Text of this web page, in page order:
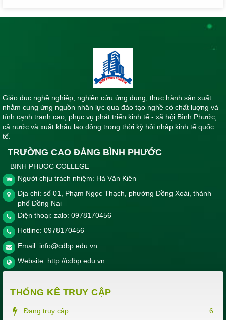
Giáo dục nghề nghiệp, nghiên cứu ứng dụng, thực hành sản xuất
nhằm cung ứng nguồn nhân lực qua đào tạo nghề có chất luợng và
tính cạnh tranh cao, phục vụ phát triển kinh tế - xã hội Bình Phước,
cả nước và xuất khẩu lao động trong thời kỳ hội nhập kinh tế quốc
tế.
TRƯỜNG CAO ĐẲNG BÌNH PHƯỚC
BINH PHUOC COLLEGE
Người chịu trách nhiệm: Hà Văn Kiên
Địa chỉ: số 01, Phạm Ngọc Thạch, phường Đồng Xoài, thành
phố Đồng Nai
Điện thoại: zalo: 0978170456
Hotline: 0978170456
Email: info@cdbp.edu.vn
Website: http://cdbp.edu.vn
THỐNG KÊ TRUY CẬP
Đang truy cập 6